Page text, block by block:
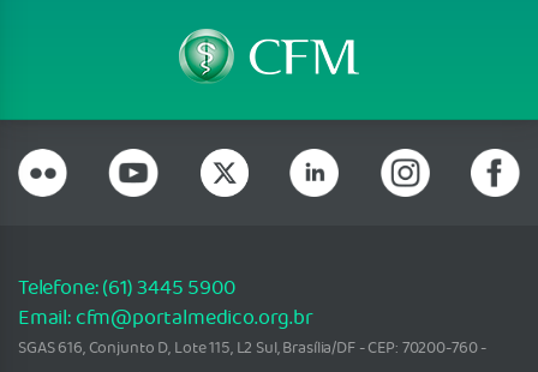
Telefone: (61) 3445 5900
Email: cfm@portalmedico.org.br
SGAS 616, Conjunto D, Lote 115, L2 Sul, Brasília/DF - CEP: 70200-760 -